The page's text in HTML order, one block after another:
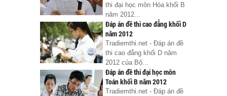
thi đại học môn Hóa khối B
năm 2012...
Đáp án đề thi cao đẳng khối D
năm 2012
Tradiemthi.net - Đáp án đề
thi cao đẳng khối D năm
2012 của Bộ...
Đáp án đề thi đại học môn
Toán khối B năm 2012
Tradiemthi.net - Đáp án đề